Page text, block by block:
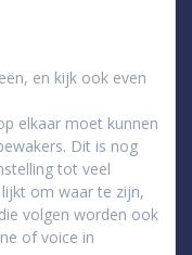
en kijk ook even
elkaar moet kunnen
Dit is nog
tot veel
om waar te zijn,
volgen worden ook
of voice in